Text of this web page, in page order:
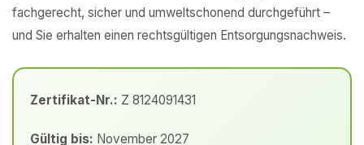
fachgerecht, sicher und umweltschonend durchgeführt –
und Sie erhalten einen rechtsgültigen Entsorgungsnachweis.
Zertifikat-Nr.: Z 8124091431
Gültig bis: November 2027